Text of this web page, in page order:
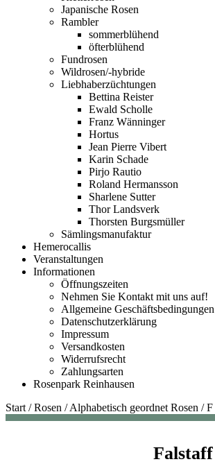
Japanische Rosen
Rambler
sommerblühend
öfterblühend
Fundrosen
Wildrosen/-hybride
Liebhaberzüchtungen
Bettina Reister
Ewald Scholle
Franz Wänninger
Hortus
Jean Pierre Vibert
Karin Schade
Pirjo Rautio
Roland Hermansson
Sharlene Sutter
Thor Landsverk
Thorsten Burgsmüller
Sämlingsmanufaktur
Hemerocallis
Veranstaltungen
Informationen
Öffnungszeiten
Nehmen Sie Kontakt mit uns auf!
Allgemeine Geschäftsbedingungen
Datenschutzerklärung
Impressum
Versandkosten
Widerrufsrecht
Zahlungsarten
Rosenpark Reinhausen
Start /Rosen /Alphabetisch geordnet Rosen /F
Falstaff